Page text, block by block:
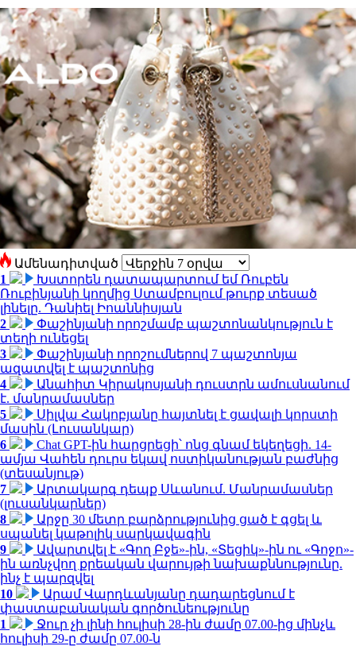
Ամենադիտված
1
Խստորեն դատապարտում եմ Ռուբեն
Ռուբինյանի կողմից Ստամբուլում թուրք տեսած
լինելը. Դանիել Իոաննիսյան
2
Փաշինյանի որոշմամբ պաշտոնանկություն է
տեղի ունեցել
3
Փաշինյանի որոշումներով 7 պաշտոնյա
ազատվել է պաշտոնից
4
Անահիտ Կիրակոսյանի դուստրն ամուսնանում
է. մանրամասներ
5
Սիլվա Հակոբյանը հայտնել է ցավալի կորստի
մասին (Լուսանկար)
6
Chat GPT-ին հարցրեցի՝ ոնց գնամ եկեղեցի. 14-
ամյա Վահեն դուրս եկավ ոստիկանության բաժնից
(տեսանյութ)
7
Արտակարգ դեպք Սևանում. Մանրամասներ
(լուսանկարներ)
8
Արջը 30 մետր բարձրությունից ցած է գցել և
սպանել կաթոլիկ սարկավագին
9
Ավարտվել է «Գող Բջե»-ին, «Տեցիկ»-ին ու «Գոջո»-
ին առնչվող քրեական վարույթի նախաքննությունը.
ինչ է պարզվել
10
Արամ Վարդևանյանը դադարեցնում է
փաստաբանական գործունեությունը
1
Ջուր չի լինի հուլիսի 28-ին ժամը 07.00-ից մինչև
հուլիսի 29-ը ժամը 07.00-ն